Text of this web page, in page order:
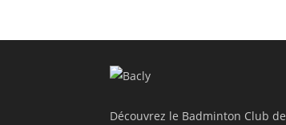
Découvrez le Badminton Club de